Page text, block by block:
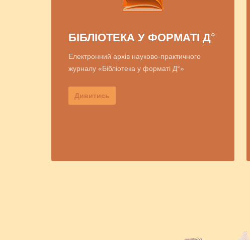
БІБЛІОТЕКА У ФОРМАТІ Д°
Електронний архів науково-практичного
журналу «Бібліотека у форматі Д°»
Дивитись